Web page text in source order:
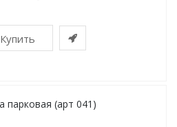
Купить